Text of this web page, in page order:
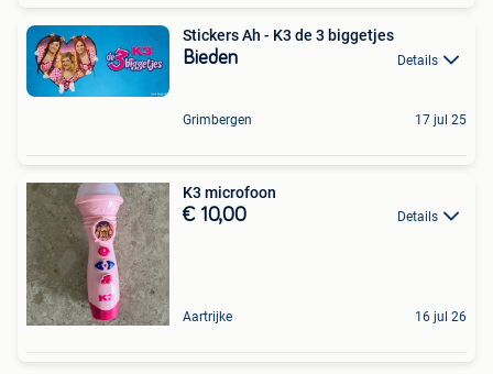
Stickers Ah - K3 de 3 biggetjes
Bieden Details
Grimbergen 17 jul 25
K3 microfoon
€ 10,00 Details
Aartrijke 16 jul 26